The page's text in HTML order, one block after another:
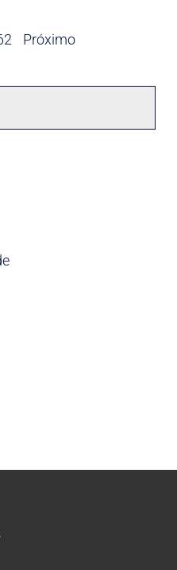
Próximo